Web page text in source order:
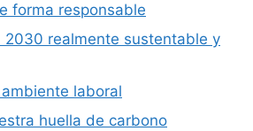
forma responsable
2030 realmente sustentable y
laboral
huella de carbono